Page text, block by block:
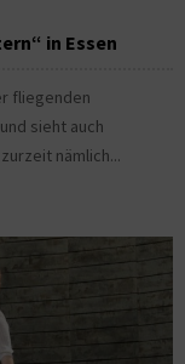
in Essen
fliegenden
sieht auch
nämlich...